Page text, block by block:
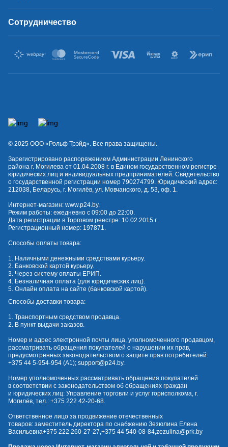
Сотрудничество
© 2025 OOO «Рольф Трэйд». Все права защищены.
Зарегистрировано распоряжением Администрации Ленинского
района г. Могилева от 01.04.2008 г. в Едином государственном регистре
юридических лиц и индивидуальных предпринимателей. Свидетельство
о государственной регистрации номер 790274799. Юридический адрес:
212038, Беларусь, г. Могилёв, ул. Мовчанского, д. 53, оф. 1.
Интернет-магазин: www.p24.by.
Режим работы: ежедневно с 09:00 до 22:00.
Дата регистрации в Торговом реестре: 10.02.2015 г.
Регистрационный номер: 197871.
Способы оплаты товара:
1. Наличными денежными средствами курьеру.
2. Банковской картой курьеру.
3. Через систему оплаты ЕРИП.
4. Безналичная оплата (для юридических лиц).
5. Онлайн оплата на сайте (банковской картой).
Способы доставки товара:
1. Транспортным средством продавца.
2. В пункт выдачи заказов.
Номер и адрес электронной почты лица, уполномоченного продавцом,
рассматривать обращения покупателей о нарушении их прав,
предусмотренных законодательством о защите прав потребителей:
+375 44 5-954-954 (А1); support@p24.by.
Номер уполномоченных рассматривать обращения покупателей
в соответствии с законодательством об обращениях граждан
и юридических лиц: Управление торговли и услуг горисполкома, г.
Могилёв, тел.: +375 222 42-20-68.
Ответственное лицо за продвижение отечественных
товаров: заместитель директора по снабжению Зезюлина Елена
Васильевна+375 222 260-27-27,+375 44 540-08-84,zezulina@prk.by